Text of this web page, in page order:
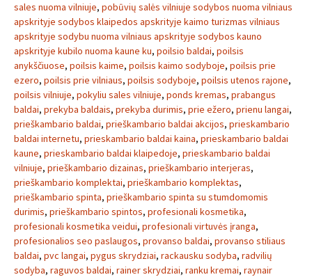
sales nuoma vilniuje, pobūvių salės vilniuje sodybos nuoma vilniaus
apskrityje sodybos klaipedos apskrityje kaimo turizmas vilniaus
apskrityje sodybu nuoma vilniaus apskrityje sodybos kauno
apskrityje kubilo nuoma kaune ku, poilsio baldai, poilsis
anykščiuose, poilsis kaime, poilsis kaimo sodyboje, poilsis prie
ezero, poilsis prie vilniaus, poilsis sodyboje, poilsis utenos rajone,
poilsis vilniuje, pokyliu sales vilniuje, ponds kremas, prabangus
baldai, prekyba baldais, prekyba durimis, prie ežero, prienu langai,
prieškambario baldai, prieškambario baldai akcijos, prieskambario
baldai internetu, prieskambario baldai kaina, prieskambario baldai
kaune, prieskambario baldai klaipedoje, prieskambario baldai
vilniuje, prieškambario dizainas, prieškambario interjeras,
prieškambario komplektai, prieškambario komplektas,
prieškambario spinta, prieškambario spinta su stumdomomis
durimis, prieškambario spintos, profesionali kosmetika,
profesionali kosmetika veidui, profesionali virtuvės įranga,
profesionalios seo paslaugos, provanso baldai, provanso stiliaus
baldai, pvc langai, pygus skrydziai, rackausku sodyba, radvilių
sodyba, raguvos baldai, rainer skrydziai, ranku kremai, raynair